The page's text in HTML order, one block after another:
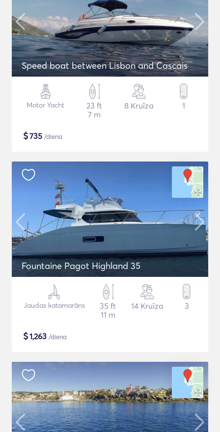
Speed boat between Lisbon and Cascais
Motor Yacht
23 ft
7 m
8 Kruīza 1
$735 /diena
Fountaine Pagot Highland 35
Jaudas katamarāns
35 ft
11 m
14 Kruīza 3
$1,263 /diena